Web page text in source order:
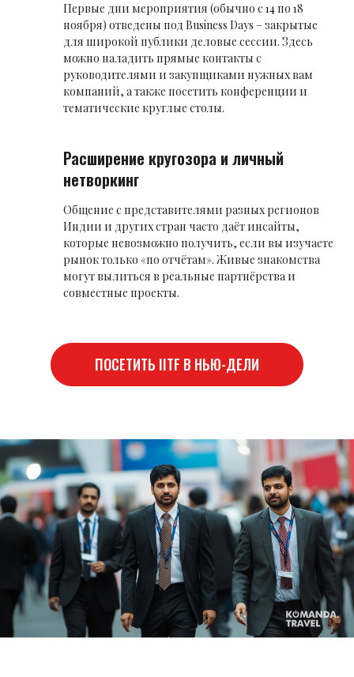
Первые дни мероприятия (обычно с 14 по 18
ноября) отведены под Business Days – закрытые
для широкой публики деловые сессии. Здесь
можно наладить прямые контакты с
руководителями и закупщиками нужных вам
компаний, а также посетить конференции и
тематические круглые столы.
Расширение кругозора и личный
нетворкинг
Общение с представителями разных регионов
Индии и других стран часто даёт инсайты,
которые невозможно получить, если вы изучаете
рынок только «по отчётам». Живые знакомства
могут вылиться в реальные партнёрства и
совместные проекты.
ПОСЕТИТЬ IITF В НЬЮ-ДЕЛИ